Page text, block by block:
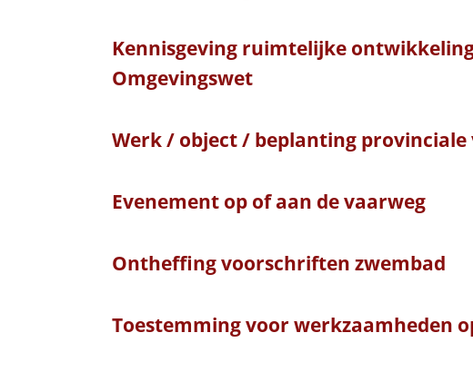
Kennisgeving ruimtelijke
Omgevingswet
Werk / object / beplanting provinciale
Evenement op of aan de vaarweg
Ontheffing voorschriften zwembad
Toestemming voor werkzaamheden